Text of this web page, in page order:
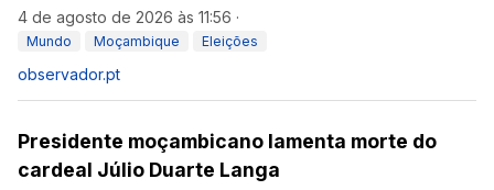
4 de agosto de 2026 às 11:56 ·
Mundo Moçambique Eleições
observador.pt
Presidente moçambicano lamenta morte do
cardeal Júlio Duarte Langa